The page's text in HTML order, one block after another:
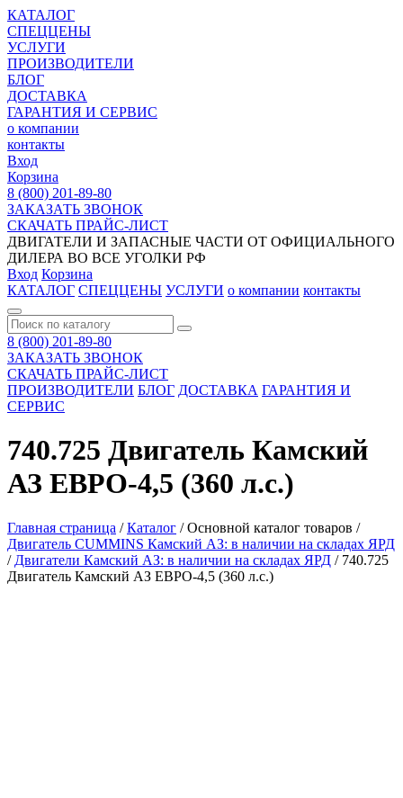
КАТАЛОГ
СПЕЦЦЕНЫ
УСЛУГИ
ПРОИЗВОДИТЕЛИ
БЛОГ
ДОСТАВКА
ГАРАНТИЯ И СЕРВИС
о компании
контакты
Вход
Корзина
8 (800) 201-89-80
ЗАКАЗАТЬ ЗВОНОК
СКАЧАТЬ ПРАЙС-ЛИСТ
ДВИГАТЕЛИ И ЗАПАСНЫЕ ЧАСТИ ОТ ОФИЦИАЛЬНОГО
ДИЛЕРА ВО ВСЕ УГОЛКИ РФ
Вход Корзина
КАТАЛОГ СПЕЦЦЕНЫ УСЛУГИ о компании контакты
8 (800) 201-89-80
ЗАКАЗАТЬ ЗВОНОК
СКАЧАТЬ ПРАЙС-ЛИСТ
ПРОИЗВОДИТЕЛИ БЛОГ ДОСТАВКА ГАРАНТИЯ И
СЕРВИС
740.725 Двигатель Камский
АЗ ЕВРО-4,5 (360 л.с.)
Главная страница /Каталог /Основной каталог товаров /
Двигатель CUMMINS Камский АЗ: в наличии на складах ЯРД
/ Двигатели Камский АЗ: в наличии на складах ЯРД / 740.725
Двигатель Камский АЗ ЕВРО-4,5 (360 л.с.)